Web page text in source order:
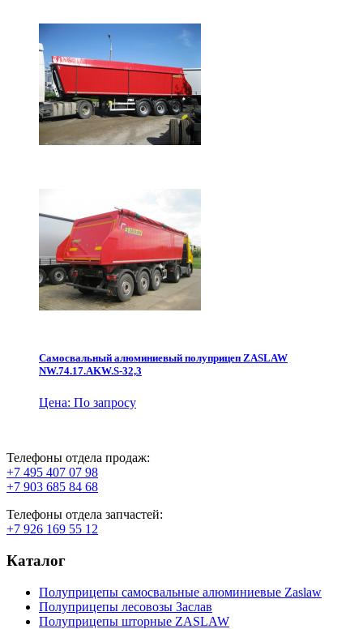
Самосвальный алюминиевый полуприцеп ZASLAW
NW.74.17.AKW.S-32,3
Цена: По запросу
Телефоны отдела продаж:
+7 495 407 07 98
+7 903 685 84 68
Телефоны отдела запчастей:
+7 926 169 55 12
Каталог
Полуприцепы самосвальные алюминиевые Zaslaw
Полуприцепы лесовозы Заслав
Полуприцепы шторные ZASLAW